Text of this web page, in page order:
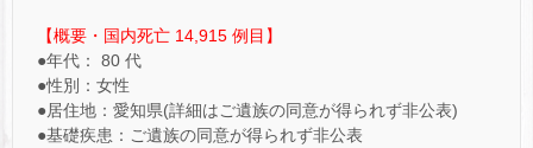
【概要・国内死亡 14,915 例目】
●年代： 80 代
●性別：女性
●居住地：愛知県(詳細はご遺族の同意が得られず非公表)
●基礎疾患：ご遺族の同意が得られず非公表